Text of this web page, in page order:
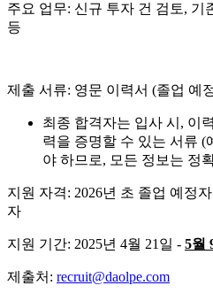
주요 업무: 신규 투자 건 검토, 기
등
제출 서류: 영문 이력서 (졸업 예
최종 합격자는 입사 시 , 이
력을 증명할 수 있는 서류 (
야 하므로, 모든 정보는 정
지원 자격: 2026년 초 졸업 예정
자
지원 기간: 2025년 4월 21 일 - 5월
제출처 : recruit@daolpe.com